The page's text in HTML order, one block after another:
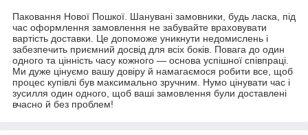
Паковання Нової Пошкої. Шанувані замовники, будь ласка, під
час оформлення замовлення не забувайте враховувати
вартість доставки. Це допоможе уникнути недомислень і
забезпечить приємний досвід для всіх боків. Повага до один
одного та цінність часу кожного — основа успішної співпраці.
Ми дуже цінуємо вашу довіру й намагаємося робити все, щоб
процес купівлі був максимально зручним. Нумо цінувати час і
зусилля один одного, щоб ваші замовлення були доставлені
вчасно й без проблем!